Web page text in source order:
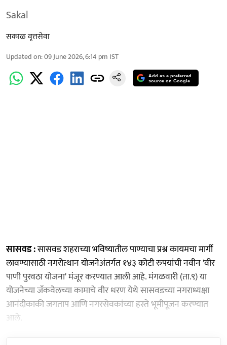
Sakal
सकाळ वृत्तसेवा
Updated on:09 June 2026, 6:14 pm IST
Add as a preferred
source on Google
​सासवड :सासवड शहराच्या भविष्यातील पाण्याचा प्रश्न कायमचा मार्गी
लावण्यासाठी नगरोत्थान योजनेअंतर्गत १४३ कोटी रुपयांची नवीन 'वीर
पाणी पुरवठा योजना' मंजूर करण्यात आली आहे. मंगळवारी (ता.९) या
योजनेच्या जॅकवेलच्या कामाचे वीर धरण येथे सासवडच्या नगराध्यक्षा
आनंदीकाकी जगताप आणि नगरसेवकांच्या हस्ते भूमीपूजन करण्यात
आले.